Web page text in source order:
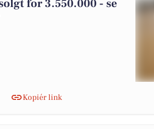
for 3.550.000 - se
Kopiér link